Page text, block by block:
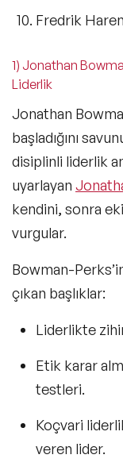
Fredrik Haren
1) Jonathan
Liderlik
Jonathan
başladığını
disiplinli liderlik
uyarlayan
kendini, sonra
vurgular.
Bowman-
çıkan başlıklar:
Liderlikte
Etik karar
testleri.
Koçvari
veren lider.